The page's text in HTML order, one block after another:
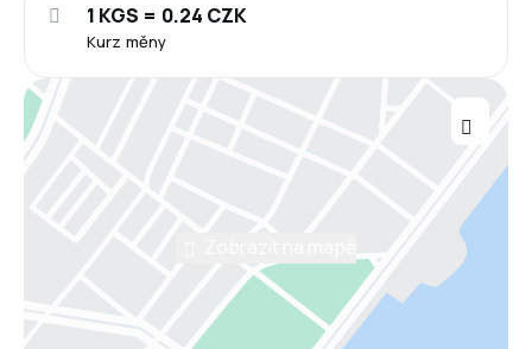
Kurz měny
1 KGS = 0.24 CZK